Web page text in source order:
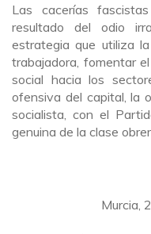
Las cacerías
resultado del odio
estrategia que utiliza
trabajadora, fomentar
social hacia los
ofensiva del capital, la
socialista, con el
genuina de la clase
Murcia,